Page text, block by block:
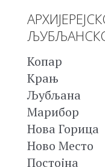
Копар
Крањ
Љубљана
Марибор
Нова Горица
Ново Место
Постојна